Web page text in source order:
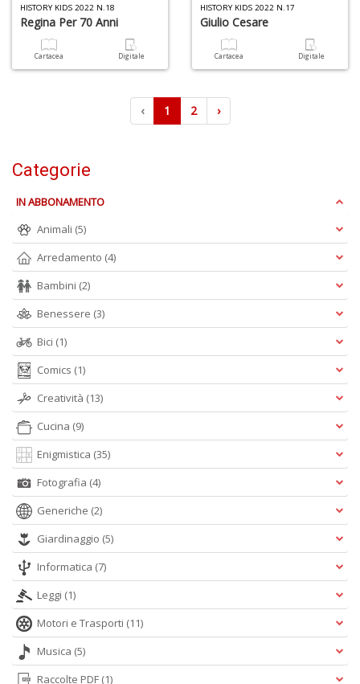
HISTORY KIDS 2022 N.18
Regina Per 70 Anni
Cartacea Digitale
HISTORY KIDS 2022 N.17
Giulio Cesare
Cartacea Digitale
‹ 1 2 ›
Categorie
IN ABBONAMENTO
Animali (5)
Arredamento (4)
Bambini (2)
Benessere (3)
Bici (1)
Comics (1)
Creatività (13)
Cucina (9)
Enigmistica (35)
Fotografia (4)
Generiche (2)
Giardinaggio (5)
Informatica (7)
Leggi (1)
Motori e Trasporti (11)
Musica (5)
Raccolte PDF (1)